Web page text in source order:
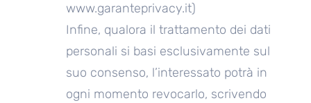
www.garanteprivacy.it)
Infine, qualora il trattamento dei dati
personali si basi esclusivamente sul
suo consenso, l’interessato potrà in
ogni momento revocarlo, scrivendo